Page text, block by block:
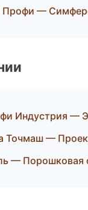
Профи —
Индустрия —
Точмаш —
— Порошковая